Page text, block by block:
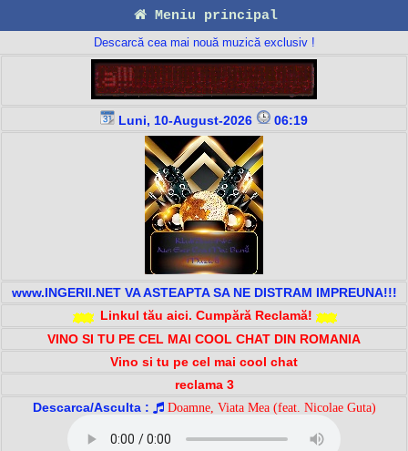
Meniu principal
Descarcă cea mai nouă muzică exclusiv !
Luni, 10-August-2026 06:19
www.INGERII.NET VA ASTEAPTA SA NE DISTRAM IMPREUNA!!!
Linkul tău aici. Cumpără Reclamă!
VINO SI TU PE CEL MAI COOL CHAT DIN ROMANIA
Vino si tu pe cel mai cool chat
reclama 3
Descarca/Asculta :
Doamne, Viata Mea (feat. Nicolae Guta)